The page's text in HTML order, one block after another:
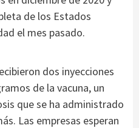
de los Estados
el mes pasado.
dos inyecciones
de la vacuna, un
que se ha administrado
Las empresas esperan